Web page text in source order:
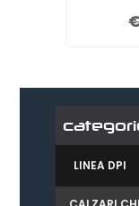
LINEA DPI